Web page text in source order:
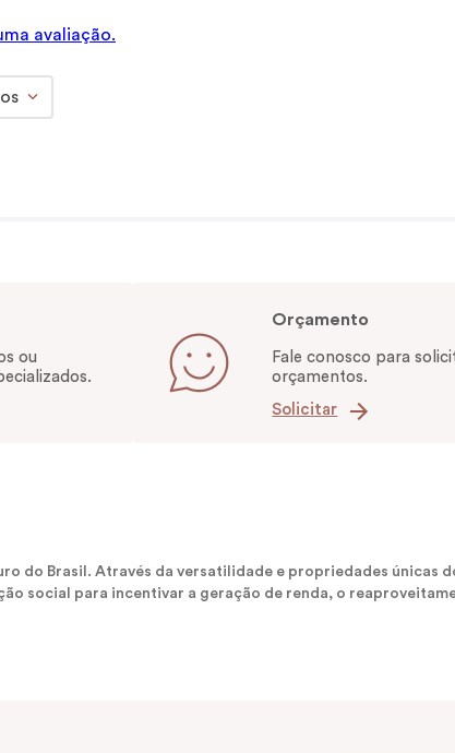
avaliação.
ou
Orçamento
Fale conosco para
orçamentos.
Solicitar
do Brasil. Através da versatilidade e propriedades únicas
social para incentivar a geração de renda, o